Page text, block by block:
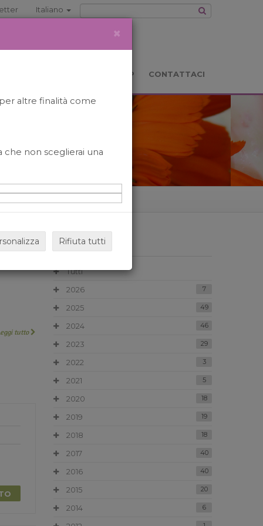
Italiano
BOOKSHOP CONTATTACI
tutto
ARCHIVIO
Tutti
2026
7
2025 49
2024 46
2023 29
2022 3
2021 5
2020 18
2019 19
2018 18
2017 40
2016 40
2015 20
2014 6
×
altre finalità come
che non sceglierai una
Rifiuta tutti